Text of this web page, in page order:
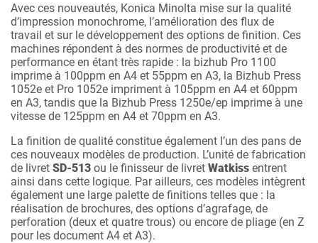
Avec ces nouveautés, Konica Minolta mise sur la qualité
d’impression monochrome, l’amélioration des flux de
travail et sur le développement des options de finition. Ces
machines répondent à des normes de productivité et de
performance en étant très rapide : la bizhub Pro 1100
imprime à 100ppm en A4 et 55ppm en A3, la Bizhub Press
1052e et Pro 1052e impriment à 105ppm en A4 et 60ppm
en A3, tandis que la Bizhub Press 1250e/ep imprime à une
vitesse de 125ppm en A4 et 70ppm en A3.
La finition de qualité constitue également l’un des pans de
ces nouveaux modèles de production. L’unité de fabrication
de livret SD-513 ou le finisseur de livret Watkiss entrent
ainsi dans cette logique. Par ailleurs, ces modèles intègrent
également une large palette de finitions telles que : la
réalisation de brochures, des options d’agrafage, de
perforation (deux et quatre trous) ou encore de pliage (en Z
pour les document A4 et A3).